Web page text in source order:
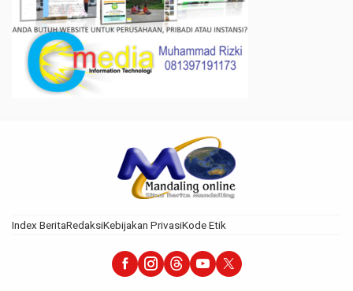
Index BeritaRedaksiKebijakan PrivasiKode Etik